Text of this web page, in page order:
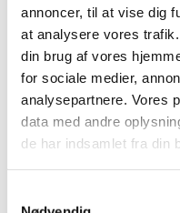
annoncer, til at vise dig
at analysere vores
din brug af vores
for sociale medier,
analysepartnere. Vores
data med andre
de har indsamlet fra din
rensning af
BESTIL ET